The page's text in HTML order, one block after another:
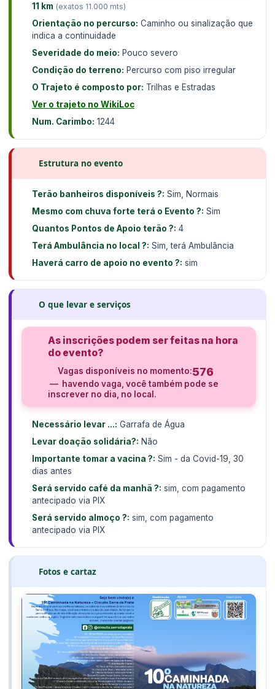
11 km (exatos 11.000 mts)
Orientação no percurso: Caminho ou sinalização que
indica a continuidade
Severidade do meio: Pouco severo
Condição do terreno: Percurso com piso irregular
O Trajeto é composto por: Trilhas e Estradas
Ver o trajeto no WikiLoc
Num. Carimbo: 1244
Estrutura no evento
Terão banheiros disponíveis ?: Sim, Normais
Mesmo com chuva forte terá o Evento ?: Sim
Quantos Pontos de Apoio terão ?: 4
Terá Ambulância no local ?: Sim, terá Ambulância
Haverá carro de apoio no evento ?: sim
O que levar e serviços
As inscrições podem ser feitas na hora
do evento?
Vagas disponíveis no momento:576
— havendo vaga, você também pode se
inscrever no dia, no local.
Necessário levar ...: Garrafa de Água
Levar doação solidária?: Não
Importante tomar a vacina ?: Sim - da Covid-19, 30
dias antes
Será servido café da manhã ?: sim, com pagamento
antecipado via PIX
Será servido almoço ?: sim, com pagamento
antecipado via PIX
Fotos e cartaz